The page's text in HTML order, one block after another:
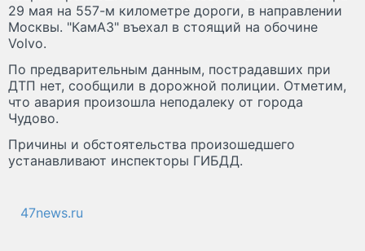
29 мая на 557-м километре дороги, в направлении
Москвы. "КамАЗ" въехал в стоящий на обочине
Volvo.
По предварительным данным, пострадавших при
ДТП нет, сообщили в дорожной полиции. Отметим,
что авария произошла неподалеку от города
Чудово.
Причины и обстоятельства произошедшего
устанавливают инспекторы ГИБДД.
47news.ru